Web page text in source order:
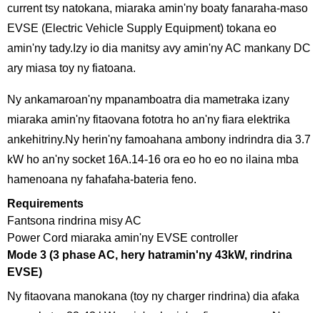
current tsy natokana, miaraka amin'ny boaty fanaraha-maso
EVSE (Electric Vehicle Supply Equipment) tokana eo
amin'ny tady.Izy io dia manitsy avy amin'ny AC mankany DC
ary miasa toy ny fiatoana.
Ny ankamaroan'ny mpanamboatra dia mametraka izany
miaraka amin'ny fitaovana fototra ho an'ny fiara elektrika
ankehitriny.Ny herin'ny famoahana ambony indrindra dia 3.7
kW ho an'ny socket 16A.14-16 ora eo ho eo no ilaina mba
hamenoana ny fahafaha-bateria feno.
Requirements
Fantsona rindrina misy AC
Power Cord miaraka amin'ny EVSE controller
Mode 3 (3 phase AC, hery hatramin'ny 43kW, rindrina
EVSE)
Ny fitaovana manokana (toy ny charger rindrina) dia afaka